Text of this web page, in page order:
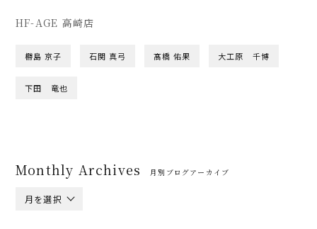
HF-AGE 高崎店
橳島 京子 石関 真弓 髙橋 佑果 大工原 千博
下田 竜也
Monthly Archives 月別ブログアーカイブ
月を選択